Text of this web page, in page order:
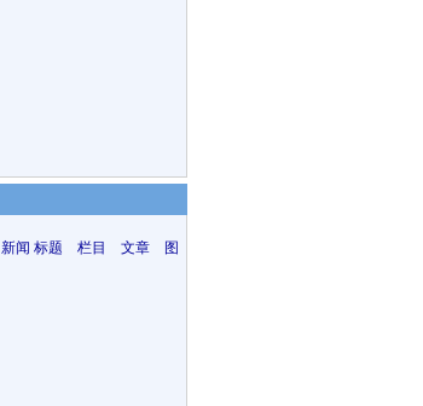
新闻 标题 栏目 文章 图